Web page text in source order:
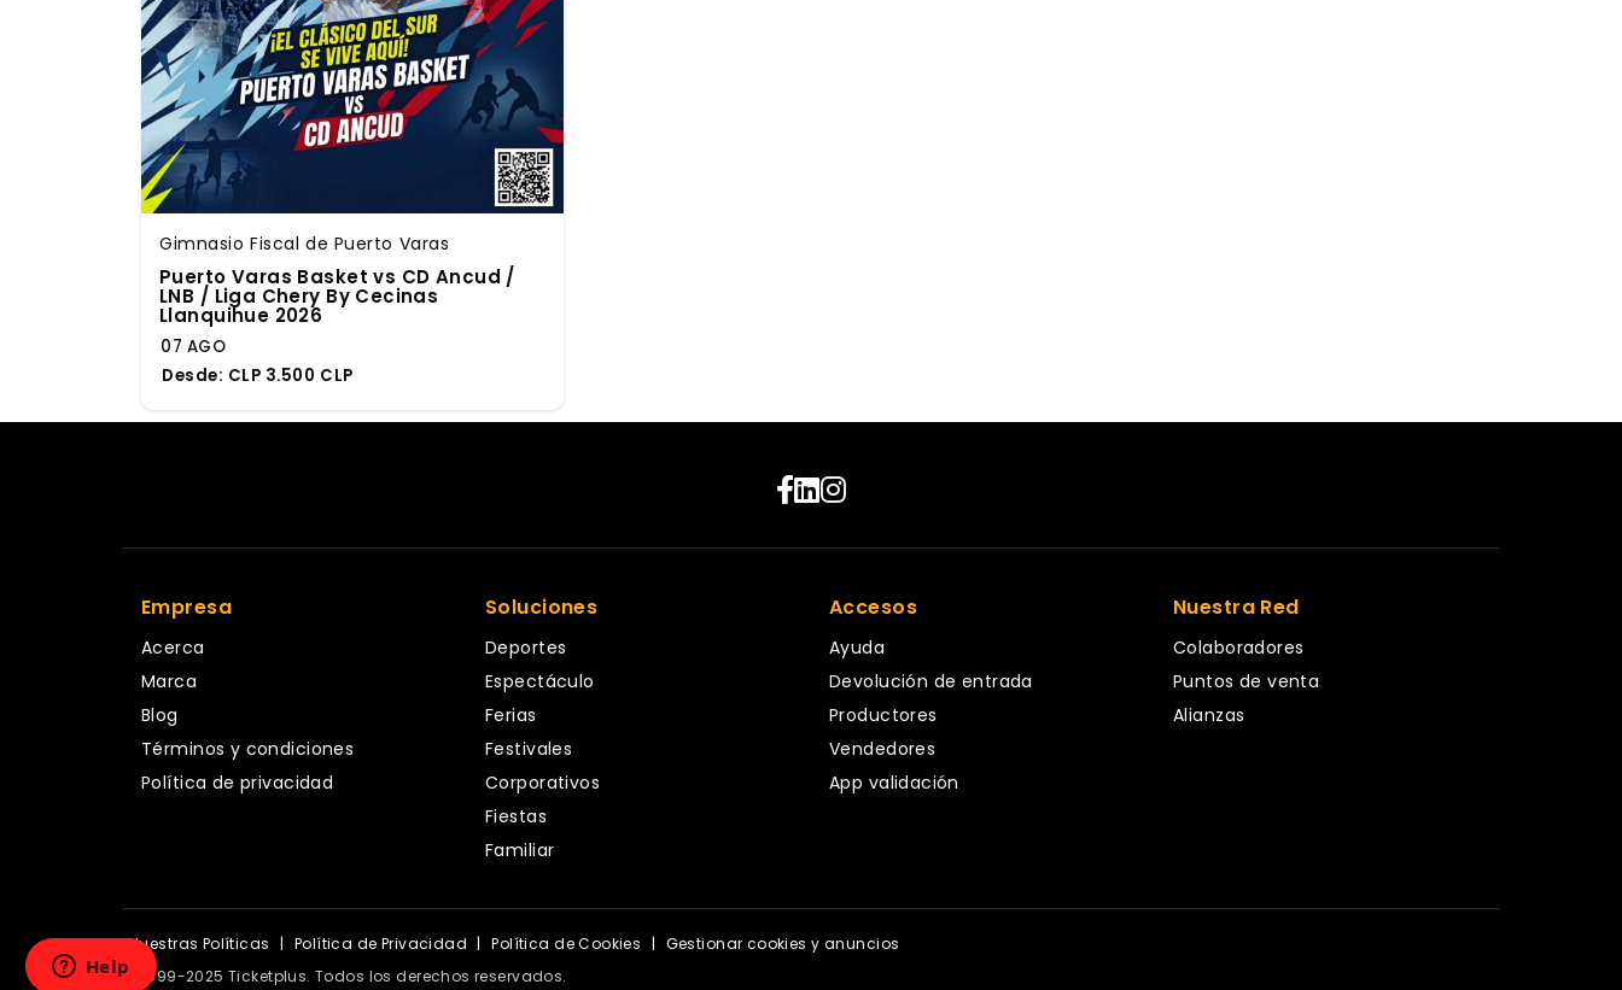
Gimnasio Fiscal de Puerto Varas
Puerto Varas Basket vs CD Ancud /
LNB / Liga Chery By Cecinas
Llanquihue 2026
07 AGO
Desde: CLP 3.500 CLP
Empresa
Acerca
Marca
Blog
Términos y condiciones
Política de privacidad
Soluciones
Deportes
Espectáculo
Ferias
Festivales
Corporativos
Fiestas
Familiar
Accesos
Ayuda
Devolución de entrada
Productores
Vendedores
App validación
Nuestra Red
Colaboradores
Puntos de venta
Alianzas
Nuestras Políticas | Política de Privacidad | Política de Cookies | Gestionar cookies y anuncios
© 1999-2025 Ticketplus. Todos los derechos reservados.